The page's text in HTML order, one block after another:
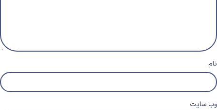
نام
وب‌ سایت